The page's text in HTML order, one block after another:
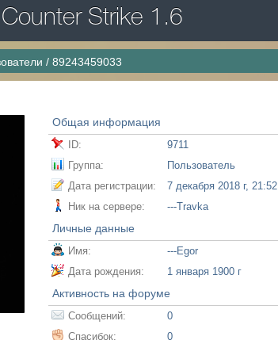
Strike 1.6
/89243459033
Общая информация
ID:
9711
Группа:
Пользователь
Дата регистрации:
7 декабря 2018 г, 21:52
Ник на сервере:
---Travka
Личные данные
Имя:
---Egor
Дата рождения:
1 января 1900 г
Активность на форуме
Сообщений:
0
Спасибок:
0